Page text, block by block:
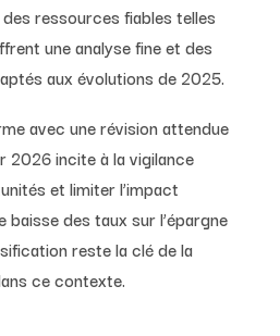
ressources fiables telles
une analyse fine et des
aux évolutions de 2025.
avec une révision attendue
2026 incite à la vigilance
et limiter l’impact
baisse des taux sur l’épargne
reste la clé de la
ce contexte.